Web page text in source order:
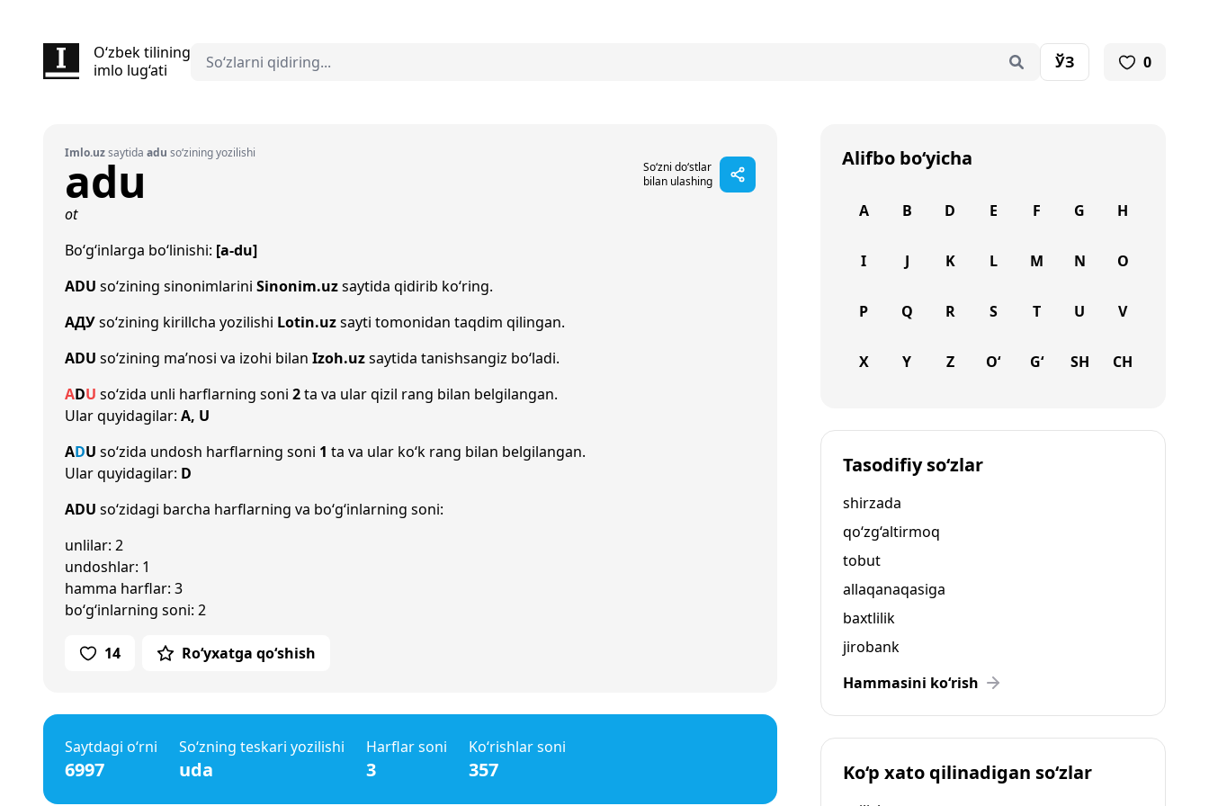
O‘zbek tilining
imlo lug‘ati
ЎЗ 0
Imlo.uzsaytida adu so‘zining yozilishi
adu
So‘zni do‘stlar
bilan ulashing
ot
Bo‘g‘inlarga bo‘linishi: [a-du]
ADU so‘zining sinonimlarini Sinonim.uzsaytida qidirib ko‘ring.
АДУso‘zining kirillcha yozilishi Lotin.uzsayti tomonidan taqdim qilingan.
ADU so‘zining ma’nosi va izohi bilan Izoh.uzsaytida tanishsangiz bo‘ladi.
ADU so‘zida unli harflarning soni 2ta va ular qizil rang bilan belgilangan.
Ular quyidagilar: A, U
ADU so‘zida undosh harflarning soni 1 ta va ular ko‘k rang bilan belgilangan.
Ular quyidagilar: D
ADU so‘zidagi barcha harflarning va bo‘g‘inlarning soni:
unlilar: 2
undoshlar: 1
hamma harflar: 3
bo‘g‘inlarning soni: 2
14 Ro‘yxatga qo‘shish
Saytdagi o‘rni
6997
So‘zning teskari yozilishi
uda
Harflar soni
3
Ko‘rishlar soni
357
Alifbo bo‘yicha
A B D E F G H
I J K L M N O
P Q R S T U V
X Y Z O‘ G‘ SH CH
Tasodifiy so‘zlar
shirzada
qo‘zg‘altirmoq
tobut
allaqanaqasiga
baxtlilik
jirobank
Hammasini ko‘rish
Ko‘p xato qilinadigan so‘zlar